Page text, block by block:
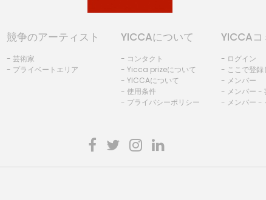
競争のアーティスト
- 芸術家
- プライベートエリア
YICCAについて
- コンタクト
- Yicca prizeについて
- YICCAについて
- 使用条件
- プライバシーポリシー
YICCA
- ログイン
- ここで登録
- メンバー
- メンバー -
- メンバー -